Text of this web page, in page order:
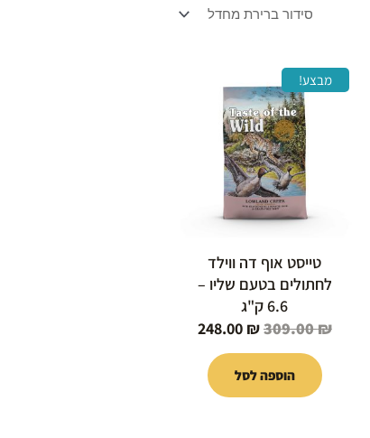
מבצע!
טייסט אוף דה ווילד
לחתולים בטעם שליו –
6.6 ק"ג
309.00₪
המקורי
היה:
309.00 ₪.
248.00 ₪
הוספה לסל